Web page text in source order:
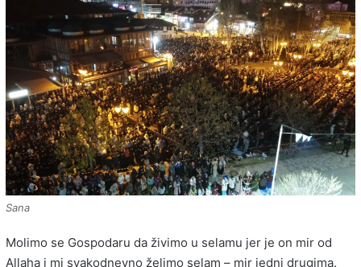
Sana
Molimo se Gospodaru da živimo u selamu jer je on mir od
Allaha i mi svakodnevno želimo selam – mir jedni drugima.